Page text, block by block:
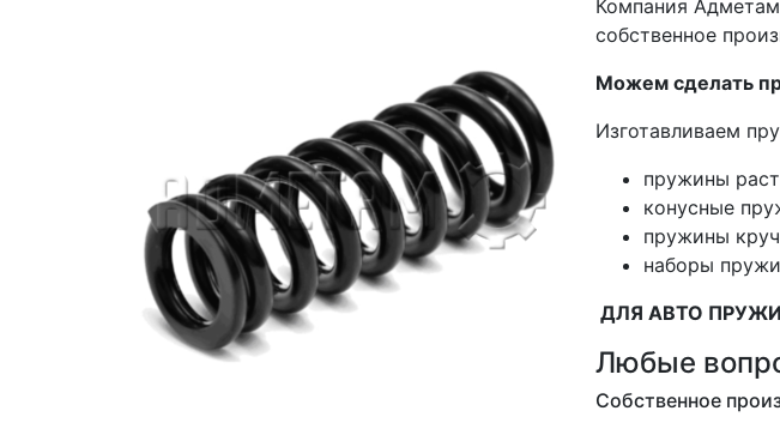
Компания
собственное
Можем сделать
Изготавливаем
пружины
конусные
пружины
наборы
ДЛЯ АВТО
Любые
Собственное